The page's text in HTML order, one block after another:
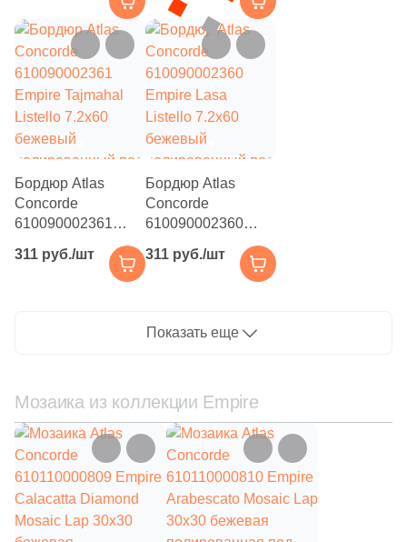
25x7.5 (6)
25x20 (3)
25x10 (1)
25х15 (6
28x15 (1
30x20 (3
30x11.2 (1)
30x12 ( 14)
7.2x60 черный
полированный под
камень
серый
полированный под
камень
Бордюр Atlas
Concorde
610090002361
Empire Tajmahal
Listello 7.2x60
311 руб./шт
Бордюр Atlas
Concorde
610090002360
Listello 7.2x60
камень
311 руб./шт
Показать еще
Мозаика из коллекции Empire